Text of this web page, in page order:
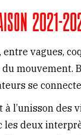
2021-
vagues,
mouvement.
se
à l’unisson
deux